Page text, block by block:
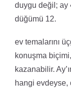
duygu değil; ay
düğümü 12.
ev temalarını
konuşma
kazanabilir.
hangi evdeyse,